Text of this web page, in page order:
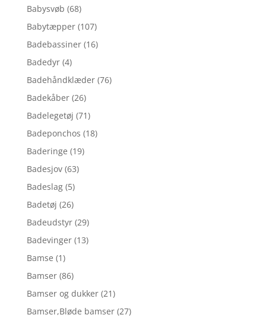
Babysvøb (68)
Babytæpper (107)
Badebassiner (16)
Badedyr (4)
Badehåndklæder (76)
Badekåber (26)
Badelegetøj (71)
Badeponchos (18)
Baderinge (19)
Badesjov (63)
Badeslag (5)
Badetøj (26)
Badeudstyr (29)
Badevinger (13)
Bamse (1)
Bamser (86)
Bamser og dukker (21)
Bamser,Bløde bamser (27)